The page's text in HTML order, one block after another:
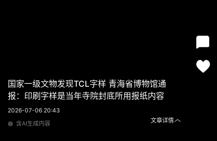
国家一级文物发现TCL字样 青海省博物馆通
报：印刷字样是当年寺院封底所用报纸内容
2026-07-06 20:43
含AI生成内容
文章详情